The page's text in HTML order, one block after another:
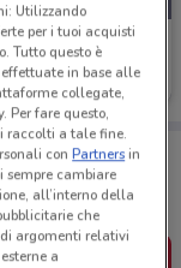
20.4 km
vicino a te,
comodamente
Utilizzando
per i tuoi acquisti
Tutto questo è
in base alle
collegate,
Per fare questo,
raccolti a tale fine.
conPartnersin
sempre cambiare
all’interno della
che
argomenti relativi
a